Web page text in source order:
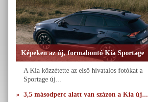
Képeken az új, formabontó Kia Sportage
A Kia közzétette az első hivatalos fotókat a
Sportage új...
» 3,5 másodperc alatt van százon a Kia új...